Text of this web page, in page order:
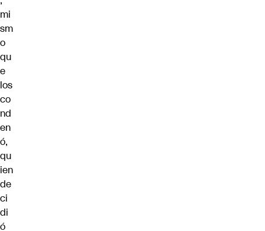
mi
sm
o
qu
e
los
co
nd
en
ó,
qu
ien
de
ci
di
ó